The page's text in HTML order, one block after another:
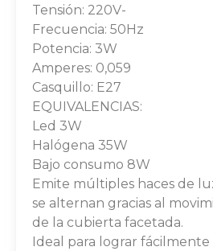
Tensión: 220V-
Frecuencia: 50Hz
Potencia: 3W
Amperes: 0,059
Casquillo: E27
EQUIVALENCIAS:
Led 3W
Halógena 35W
Bajo consumo 8W
Emite múltiples haces de
se alternan gracias al
de la cubierta facetada.
Ideal para lograr